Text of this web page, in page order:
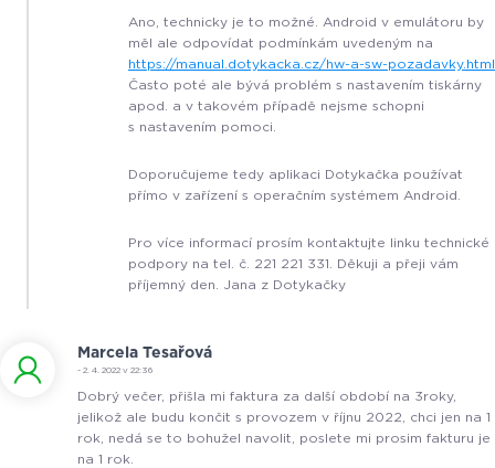
Ano, technicky je to možné. Android v emulátoru by
měl ale odpovídat podmínkám uvedeným na
https://manual.dotykacka.cz/hw-a-sw-pozadavky.html
Často poté ale bývá problém s nastavením tiskárny
apod. a v takovém případě nejsme schopni
s nastavením pomoci.
Doporučujeme tedy aplikaci Dotykačka používat
přímo v zařízení s operačním systémem Android.
Pro více informací prosím kontaktujte linku technické
podpory na tel. č. 221 221 331. Děkuji a přeji vám
příjemný den. Jana z Dotykačky
Marcela Tesařová
- 2. 4. 2022 v 22:36
Dobrý večer, přišla mi faktura za další období na 3roky,
jelikož ale budu končit s provozem v říjnu 2022, chci jen na 1
rok, nedá se to bohužel navolit, poslete mi prosim fakturu je
na 1 rok.